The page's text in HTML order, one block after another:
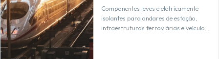
Componentes leves e eletricamente
isolantes para andares de estação,
infraestruturas ferroviárias e veículos